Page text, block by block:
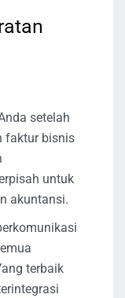
setelah
faktur bisnis
untuk
akuntansi.
terbaik